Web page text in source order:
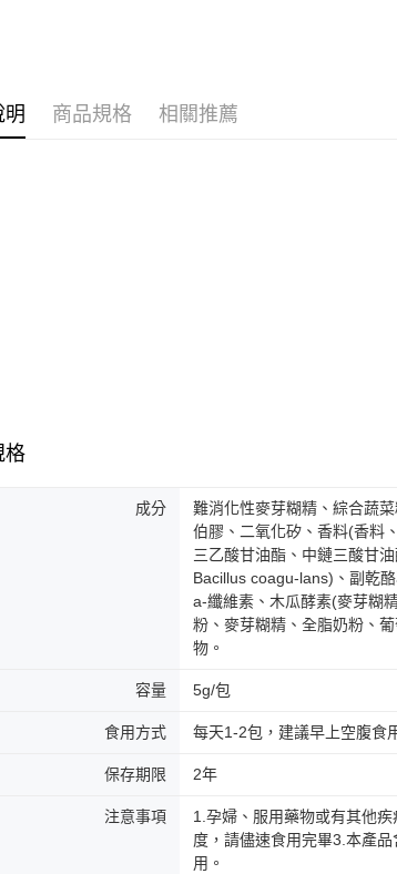
明 商品規格 相關推薦
格
成分
難消化性麥芽糊精、綜合蔬
伯膠、二氧化矽、香料(香料
三乙酸甘油酯、中鏈三酸甘
Bacillus coagu-lans)、副乾
a-纖維素、木瓜酵素(麥芽糊
粉、麥芽糊精、全脂奶粉、
物。
容量 5g/包
食用方式 每天1-2包，建議早上空腹食
保存期限 2年
注意事項
1.孕婦、服用藥物或有其他
度，請儘速食用完畢3.本產
用。